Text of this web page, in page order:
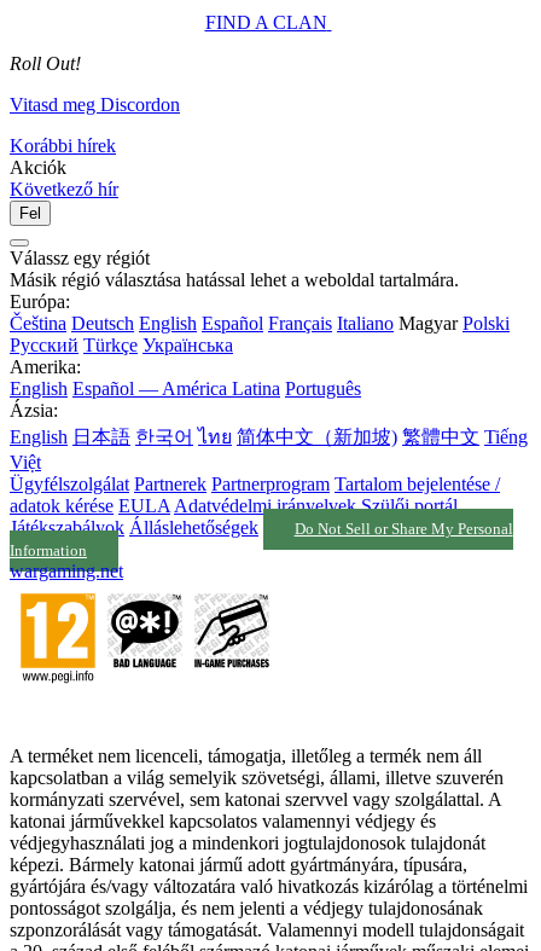
FIND A CLAN
Roll Out!
Vitasd meg Discordon
Korábbi hírek
Akciók
Következő hír
Fel
Válassz egy régiót
Másik régió választása hatással lehet a weboldal tartalmára.
Európa:
Čeština Deutsch English Español Français Italiano Magyar Polski
Русский Türkçe Українська
Amerika:
English Español — América Latina Português
Ázsia:
English 日本語 한국어 ไทย 简体中文（新加坡) 繁體中文 Tiếng
Việt
Ügyfélszolgálat Partnerek Partnerprogram Tartalom bejelentése /
adatok kérése EULA Adatvédelmi irányelvek Szülői portál
Játékszabályok Álláslehetőségek
Do Not Sell or Share My Personal
Information
wargaming.net
A terméket nem licenceli, támogatja, illetőleg a termék nem áll
kapcsolatban a világ semelyik szövetségi, állami, illetve szuverén
kormányzati szervével, sem katonai szervvel vagy szolgálattal. A
katonai járművekkel kapcsolatos valamennyi védjegy és
védjegyhasználati jog a mindenkori jogtulajdonosok tulajdonát
képezi. Bármely katonai jármű adott gyártmányára, típusára,
gyártójára és/vagy változatára való hivatkozás kizárólag a történelmi
pontosságot szolgálja, és nem jelenti a védjegy tulajdonosának
szponzorálását vagy támogatását. Valamennyi modell tulajdonságait